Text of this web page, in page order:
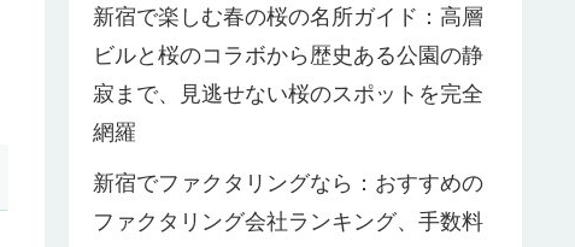
新宿で楽しむ春の桜の名所ガイド：高層
ビルと桜のコラボから歴史ある公園の静
寂まで、見逃せない桜のスポットを完全
網羅
新宿でファクタリングなら：おすすめの
ファクタリング会社ランキング、手数料